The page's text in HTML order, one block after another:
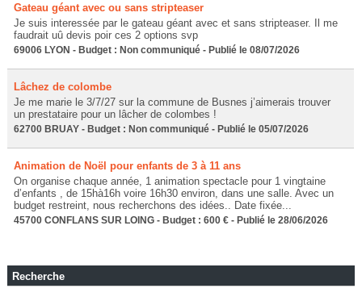
Gateau géant avec ou sans stripteaser
Je suis interessée par le gateau géant avec et sans stripteaser. Il me
faudrait uû devis poir ces 2 options svp
69006 LYON - Budget : Non communiqué - Publié le 08/07/2026
Lâchez de colombe
Je me marie le 3/7/27 sur la commune de Busnes j’aimerais trouver
un prestataire pour un lâcher de colombes !
62700 BRUAY - Budget : Non communiqué - Publié le 05/07/2026
Animation de Noël pour enfants de 3 à 11 ans
On organise chaque année, 1 animation spectacle pour 1 vingtaine
d’enfants , de 15hà16h voire 16h30 environ, dans une salle. Avec un
budget restreint, nous recherchons des idées.. Date fixée...
45700 CONFLANS SUR LOING - Budget : 600 € - Publié le 28/06/2026
Recherche